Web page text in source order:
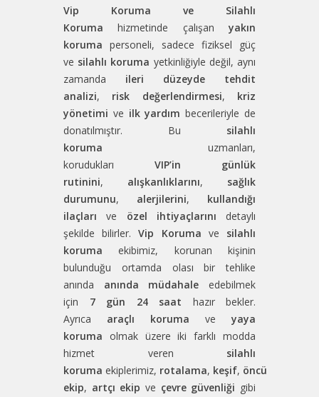
Vip Koruma ve Silahlı
Koruma hizmetinde çalışan yakın
koruma personeli, sadece fiziksel güç
ve silahlı koruma yetkinliğiyle değil, aynı
zamanda ileri düzeyde tehdit
analizi, risk değerlendirmesi, kriz
yönetimi ve ilk yardım becerileriyle de
donatılmıştır. Bu silahlı
koruma uzmanları,
korudukları VIP’in
günlük
rutinini, alışkanlıklarını, sağlık
durumunu, alerjilerini, kullandığı
ilaçları ve özel ihtiyaçlarını detaylı
şekilde bilirler.Vip Koruma ve silahlı
koruma ekibimiz, korunan kişinin
bulunduğu ortamda olası bir tehlike
anında anında müdahale edebilmek
için 7 gün 24 saat hazır bekler.
Ayrıca araçlı koruma ve yaya
koruma olmak üzere iki farklı modda
hizmet veren silahlı
koruma ekiplerimiz, rotalama, keşif, öncü
ekip, artçı ekip ve çevre güvenliği gibi